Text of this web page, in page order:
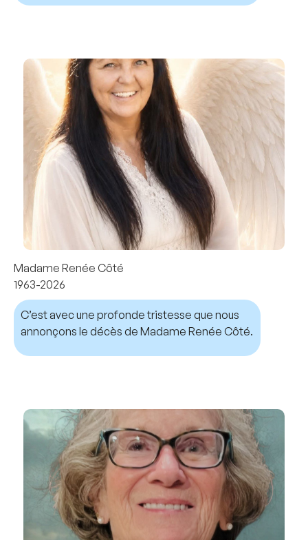
Madame Renée Côté
1963-2026
C’est avec une profonde tristesse que nous
annonçons le décès de Madame Renée Côté.